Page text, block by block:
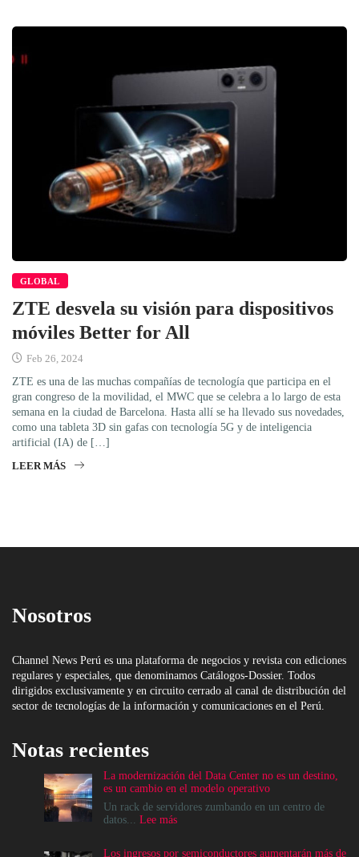
GLOBAL
ZTE desvela su visión para dispositivos
móviles Better for All
Feb 26, 2024
ZTE es una de las muchas compañías de tecnología que participa en el
gran congreso de la movilidad, el MWC que se celebra a lo largo de esta
semana en la ciudad de Barcelona. Hasta allí se ha llevado sus novedades,
como una tableta 3D sin gafas con tecnología 5G y de inteligencia
artificial (IA) de […]
LEER MÁS
Nosotros
Channel News Perú es una plataforma de negocios y revista con ediciones
regulares y especiales, que denominamos Catálogos-Dossier. Todos
dirigidos exclusivamente y en circuito cerrado al canal de distribución del
sector de tecnologías de la información y comunicaciones en el Perú.
Notas recientes
La modernización del Data Center no es un destino,
es un cambio en el modelo operativo
Un rack de servidores zumbando en un centro de
datos... Lee más:
Los ingresos por semiconductores aumentarán más de